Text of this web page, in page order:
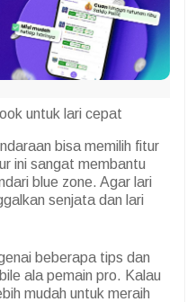
untuk lari cepat
bisa memilih fitur
ini sangat membantu
blue zone. Agar lari
senjata dan lari
beberapa tips dan
ala pemain pro. Kalau
mudah untuk meraih